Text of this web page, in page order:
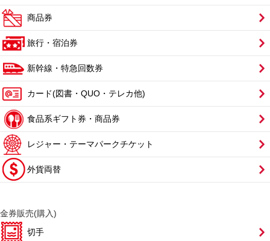
商品券
旅行・宿泊券
新幹線・特急回数券
カード(図書・QUO・テレカ他)
食品系ギフト券・商品券
レジャー・テーマパークチケット
外貨両替
金券販売(購入)
切手